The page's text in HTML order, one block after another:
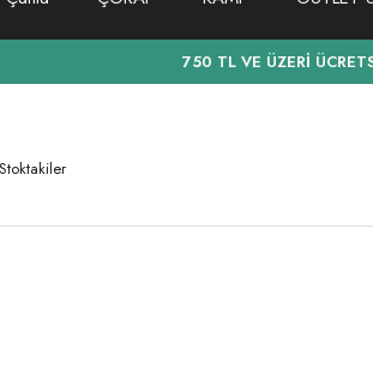
750 TL VE ÜZERİ
Stoktakiler